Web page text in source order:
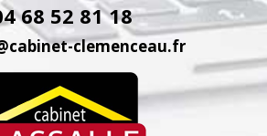
68 52 81 18
clemenceau.fr